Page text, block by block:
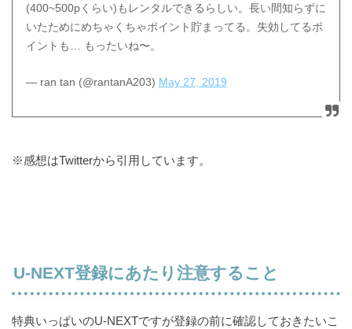
ダウンロードが可能なのでWi-Fiを気にせず
テレビやスマホなど各デバイスに対応可能
(400~500pくらい)もレンタルできるらしい。長い間知らずに
いたためにめちゃくちゃポイント貯まってる。失効してるポ
イントも… もったいね〜。
— ran tan (@rantanA203) May 27, 2019
※感想はTwitterから引用しています。
U-NEXT登録にあたり注意すること
特典いっぱいのU-NEXTですが登録の前に確認しておきたいこ